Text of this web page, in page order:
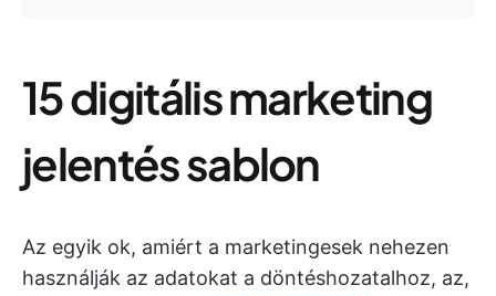
15 digitális marketing
jelentés sablon
Az egyik ok, amiért a marketingesek nehezen
használják az adatokat a döntéshozatalhoz, az,